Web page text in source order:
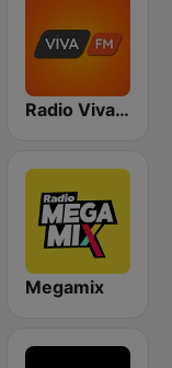
Radio Viva FM
Megamix